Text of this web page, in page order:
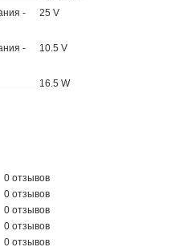
-
25 V
-
10.5 V
16.5 W
0 отзывов
0 отзывов
0 отзывов
0 отзывов
0 отзывов